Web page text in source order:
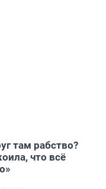
там рабство?
что всё